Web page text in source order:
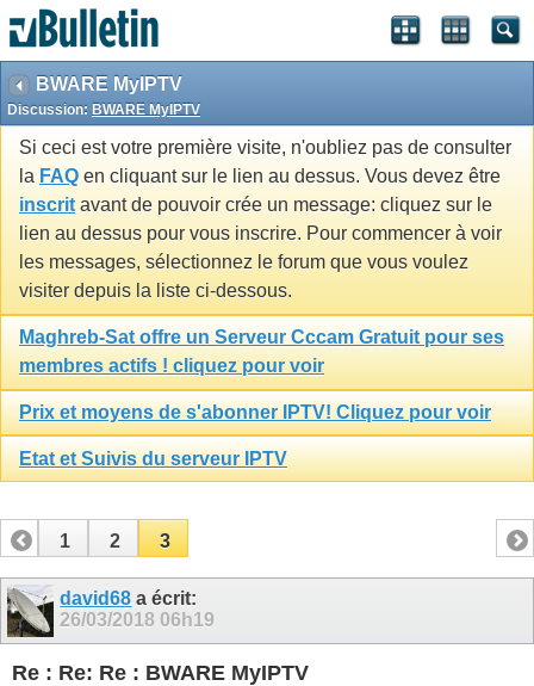
BWARE MyIPTV
Discussion: BWARE MyIPTV
Si ceci est votre première visite, n'oubliez pas de consulter
la FAQ en cliquant sur le lien au dessus. Vous devez être
inscrit avant de pouvoir crée un message: cliquez sur le
lien au dessus pour vous inscrire. Pour commencer à voir
les messages, sélectionnez le forum que vous voulez
visiter depuis la liste ci-dessous.
Maghreb-Sat offre un Serveur Cccam Gratuit pour ses
membres actifs ! cliquez pour voir
Prix et moyens de s'abonner IPTV! Cliquez pour voir
Etat et Suivis du serveur IPTV
1 2 3
david68 a écrit:
26/03/2018 06h19
Re : Re: Re : BWARE MyIPTV